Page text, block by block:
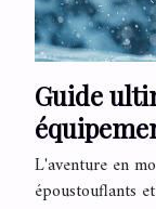
Guide
et été
L'aventure en
époustouflants